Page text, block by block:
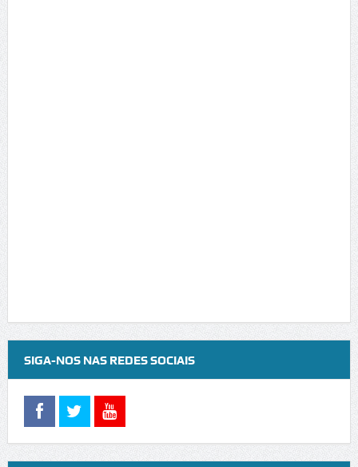
SIGA-NOS NAS REDES SOCIAIS